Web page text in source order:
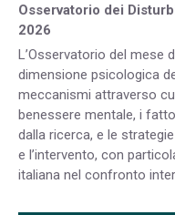
Osservatorio dei
2026
L’Osservatorio del mese
dimensione psicologica
meccanismi attraverso
benessere mentale, i
dalla ricerca, e le
e l’intervento, con
italiana nel confronto